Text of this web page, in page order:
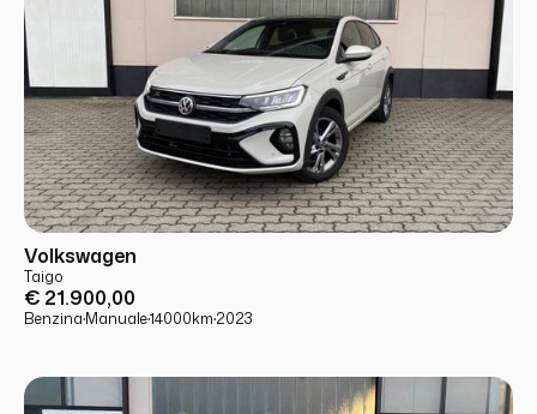
USATO
Volkswagen
Taigo
€ 21.900,00
Benzina·Manuale·14000km·2023